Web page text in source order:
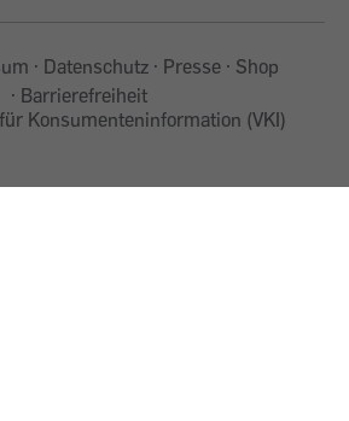
Datenschutz Presse
Shop
Barrierefreiheit
Konsumenteninformation (VKI)